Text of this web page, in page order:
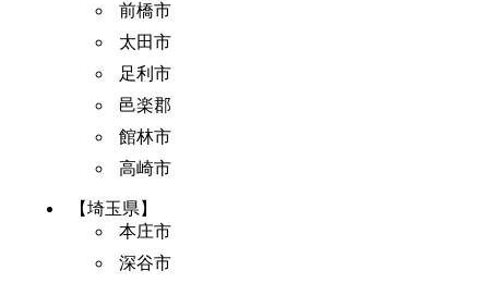
前橋市
太田市
足利市
邑楽郡
館林市
高崎市
【埼玉県】
本庄市
深谷市